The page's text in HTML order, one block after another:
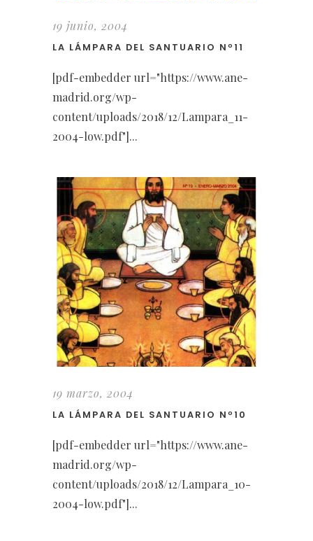
19 junio, 2004
LA LÁMPARA DEL SANTUARIO Nº11
[pdf-embedder url="https://www.ane-
madrid.org/wp-
content/uploads/2018/12/Lampara_11-
2004-low.pdf"]...
19 marzo, 2004
LA LÁMPARA DEL SANTUARIO Nº10
[pdf-embedder url="https://www.ane-
madrid.org/wp-
content/uploads/2018/12/Lampara_10-
2004-low.pdf"]...